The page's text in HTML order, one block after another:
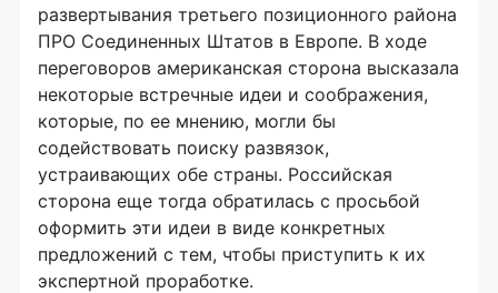
развертывания третьего позиционного района
ПРО Соединенных Штатов в Европе. В ходе
переговоров американская сторона высказала
некоторые встречные идеи и соображения,
которые, по ее мнению, могли бы
содействовать поиску развязок,
устраивающих обе страны. Российская
сторона еще тогда обратилась с просьбой
оформить эти идеи в виде конкретных
предложений с тем, чтобы приступить к их
экспертной проработке.